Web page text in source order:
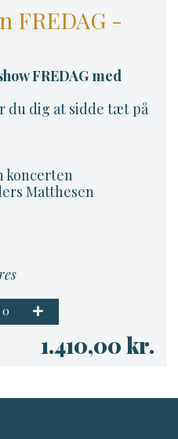
FREDAG -
FREDAG med
du dig at sidde tæt på
koncerten
Matthesen
0
1.410,00 kr.